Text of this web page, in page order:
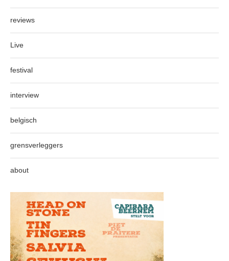
reviews
Live
festival
interview
belgisch
grensverleggers
about